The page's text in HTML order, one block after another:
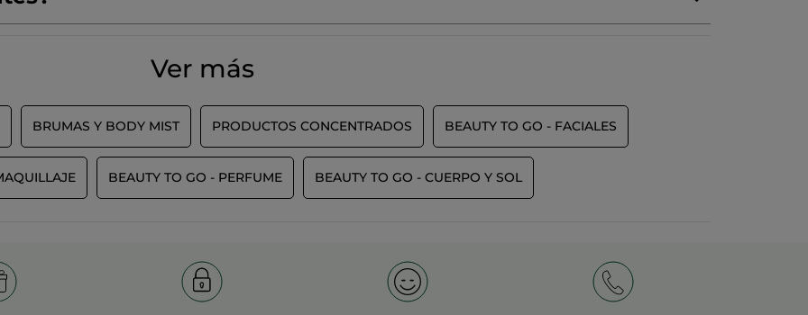
Ver más
BRUMAS Y BODY MIST PRODUCTOS CONCENTRADOS BEAUTY TO GO - FACIALES
BEAUTY TO GO - PERFUME BEAUTY TO GO - CUERPO Y SOL